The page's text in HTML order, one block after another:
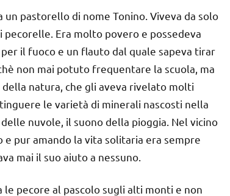
pastorello di nome Tonino. Viveva da solo
pecorelle. Era molto povero e possedeva
il fuoco e un flauto dal quale sapeva tirar
non mai potuto frequentare la scuola, ma
natura, che gli aveva rivelato molti
le varietà di minerali nascosti nella
nuvole, il suono della pioggia. Nel vicino
pur amando la vita solitaria era sempre
mai il suo aiuto a nessuno.
pecore al pascolo sugli alti monti e non